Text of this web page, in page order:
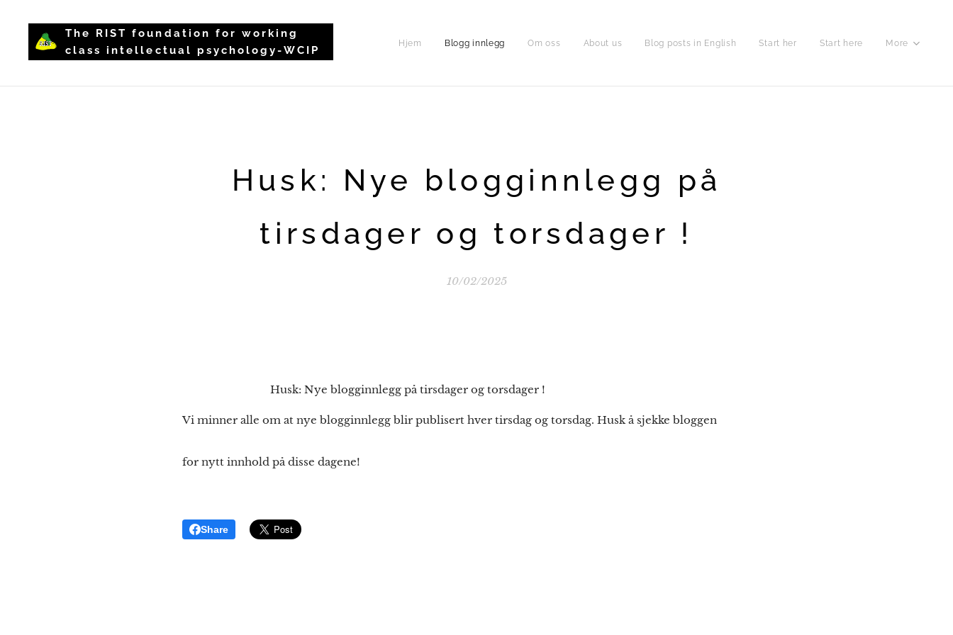
The RIST foundation for working
class intellectual psychology-WCIP
Hjem Blogg innlegg Om oss About us Blog posts in English Start her Start here More
Husk: Nye blogginnlegg på
tirsdager og torsdager !
10/02/2025
Husk: Nye blogginnlegg på tirsdager og torsdager !
Vi minner alle om at nye blogginnlegg blir publisert hver tirsdag og torsdag. Husk å sjekke bloggen
for nytt innhold på disse dagene!
Share